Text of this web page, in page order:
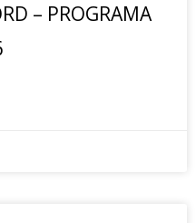
– PROGRAMA